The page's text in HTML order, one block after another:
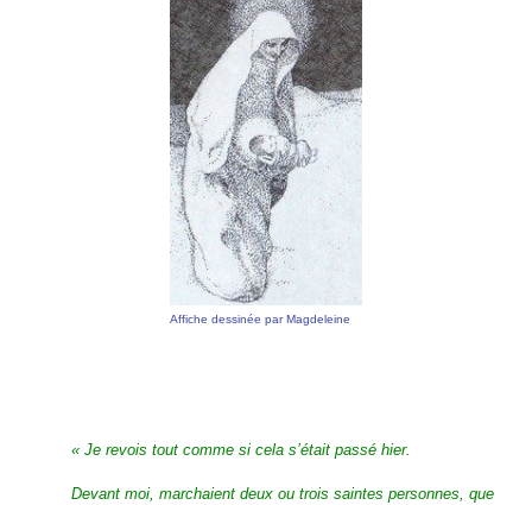
Affiche dessinée par Magdeleine
« Je revois tout comme si cela s’était passé hier.
Devant moi, marchaient deux ou trois saintes personnes, que